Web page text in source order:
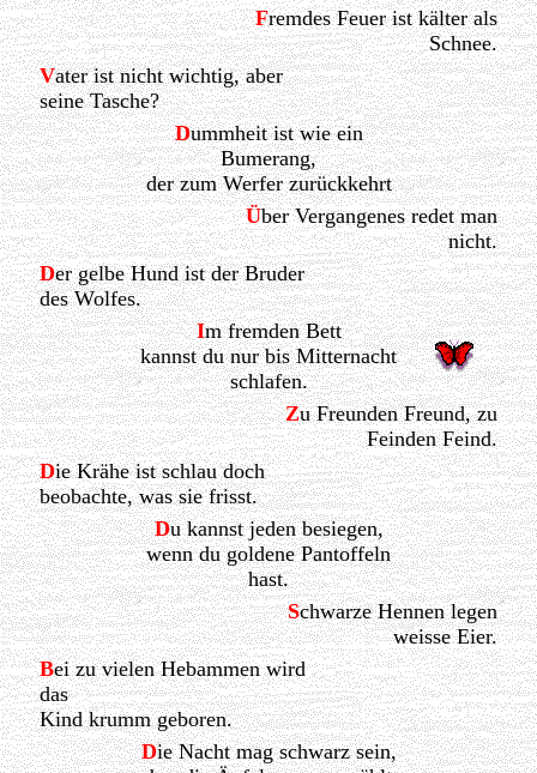
Fremdes Feuer ist kälter als
Schnee.
Vater ist nicht wichtig, aber
seine Tasche?
Dummheit ist wie ein
Bumerang,
der zum Werfer zurückkehrt
Über Vergangenes redet man
nicht.
Der gelbe Hund ist der Bruder
des Wolfes.
Im fremden Bett
kannst du nur bis Mitternacht
schlafen.
Zu Freunden Freund, zu
Feinden Feind.
Die Krähe ist schlau doch
beobachte, was sie frisst.
Du kannst jeden besiegen,
wenn du goldene Pantoffeln
hast.
Schwarze Hennen legen
weisse Eier.
Bei zu vielen Hebammen wird
das
Kind krumm geboren.
Die Nacht mag schwarz sein,